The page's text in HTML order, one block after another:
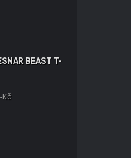
BEAST T-
Kč